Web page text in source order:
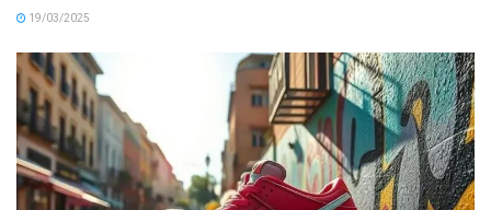
19/03/2025